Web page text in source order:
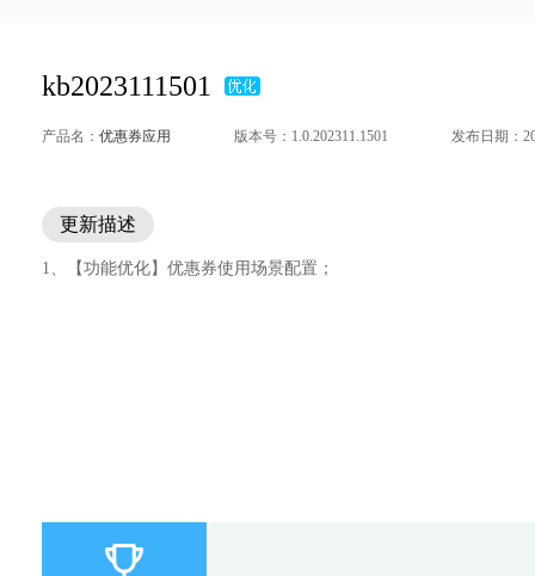
kb2023111501
产品名： 优惠券应用 版本号：1.0.202311.1501 发布日期：
更新描述
1、【功能优化】优惠券使用场景配置；